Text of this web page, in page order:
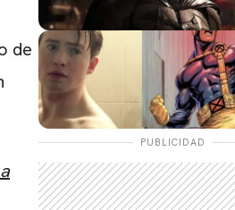
de
PUBLICIDAD